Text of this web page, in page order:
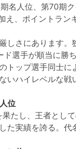
名人位、第70期
え、ポイントラン
しさにあります
選手が順当に勝
トップ選手同士
ハイレベルな戦
位
たし、王者とし
た実績を誇る。